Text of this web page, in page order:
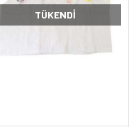
TÜKENDI